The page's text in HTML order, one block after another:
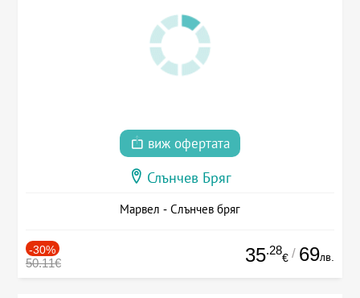
виж офертата
Слънчев Бряг
Марвел - Слънчев бряг
-30%
50.11€ 35.28
€ / 69лв.